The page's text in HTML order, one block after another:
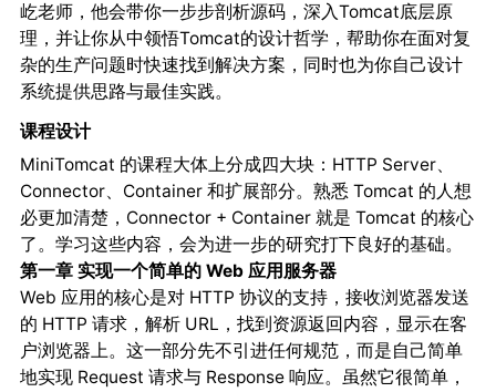
屹老师，他会带你一步步剖析源码，深入Tomcat底层原
理，并让你从中领悟Tomcat的设计哲学，帮助你在面对复
杂的生产问题时快速找到解决方案，同时也为你自己设计
系统提供思路与最佳实践。
课程设计
MiniTomcat 的课程大体上分成四大块：HTTP Server、
Connector、Container 和扩展部分。熟悉 Tomcat 的人想
必更加清楚，Connector + Container 就是 Tomcat 的核心
了。学习这些内容，会为进一步的研究打下良好的基础。
第一章 实现一个简单的 Web 应用服务器
Web 应用的核心是对 HTTP 协议的支持，接收浏览器发送
的 HTTP 请求，解析 URL，找到资源返回内容，显示在客
户浏览器上。这一部分先不引进任何规范，而是自己简单
地实现 Request 请求与 Response 响应。虽然它很简单，